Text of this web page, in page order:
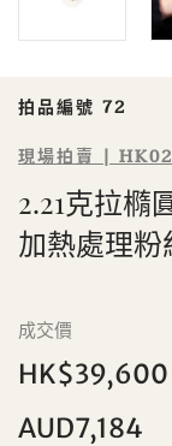
個人 公
現場拍賣 |
拍品編號 72
2.21克拉橢
加熱處理
成交價
HK$39,600
AUD7,184